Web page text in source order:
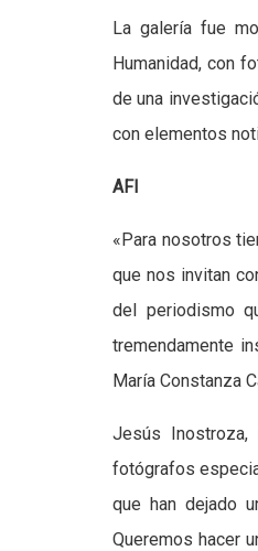
La galería fue
Humanidad, con
de una
con elementos
AFI
«Para nosotros
que nos invitan
del periodismo
tremendamente
María Constanza
Jesús
fotógrafos
que han dejado
Queremos hacer